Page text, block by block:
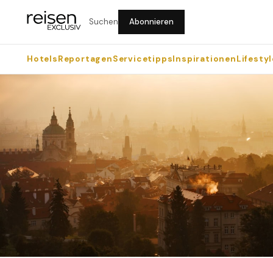
Suchen Abonnieren
HotelsReportagenServicetippsInspirationen